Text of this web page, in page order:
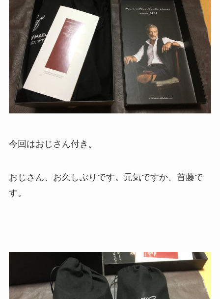
今回はおじさん付き。
おじさん、お久しぶりです。元気ですか、首藤で
す。